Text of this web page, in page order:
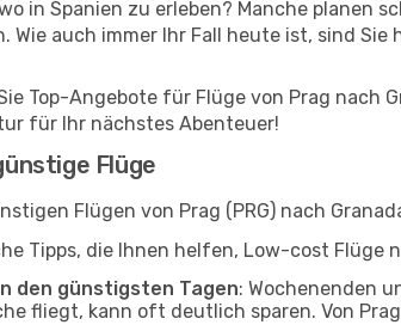
in Spanien zu erleben? Manche planen
Wie auch immer Ihr Fall heute ist, sind Sie
Top-Angebote für Flüge von Prag nach
für Ihr nächstes Abenteuer!
Flüge
Flügen von Prag (PRG) nach
Tipps, die Ihnen helfen, Low-cost Flüge
den günstigsten Tagen: Wochenenden
fliegt, kann oft deutlich sparen. Von